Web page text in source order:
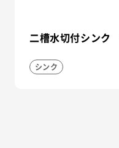
二槽水切付シンク
シンク